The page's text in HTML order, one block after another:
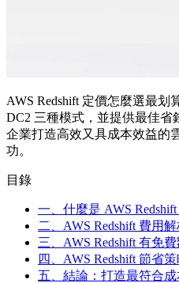
AWS Redshift 定價怎麼選最划
DC2 三種模式，並提供最佳省
企業打造高效又具成本效益的
功。
目錄
一、什麼是 AWS Redshift
二、AWS Redshift 費用
三、AWS Redshift 有免
四、AWS Redshift 節省
五、結論：打造最符合